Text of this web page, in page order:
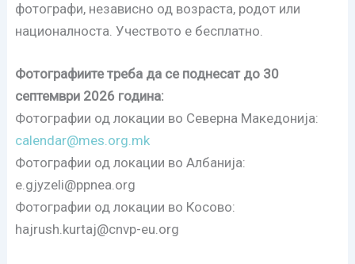
фотографи, независно од возраста, родот или
националноста. Учеството е бесплатно.
Фотографиите треба да се поднесат до 30
септември 2026 година:
Фотографии од локации во Северна Македонија:
calendar@mes.org.mk
Фотографии од локации во Албанија:
e.gjyzeli@ppnea.org
Фотографии од локации во Косово:
hajrush.kurtaj@cnvp-eu.org